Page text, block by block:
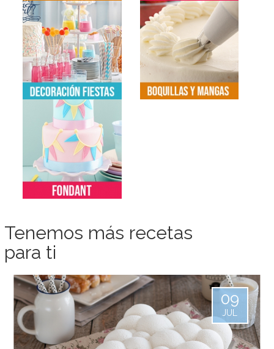
Tenemos más recetas
para ti
09
JUL